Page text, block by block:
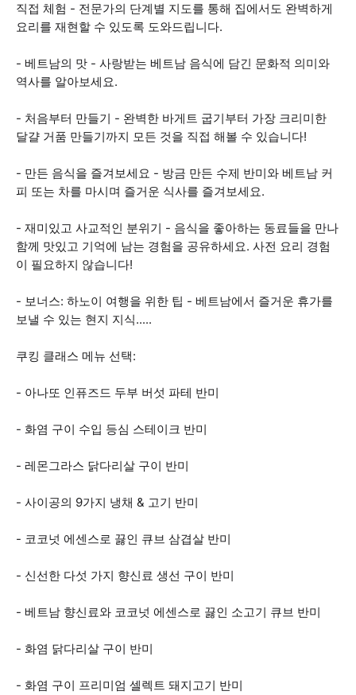
직접 체험 - 전문가의 단계별 지도를 통해 집에서도 완벽하게
요리를 재현할 수 있도록 도와드립니다.
- 베트남의 맛 - 사랑받는 베트남 음식에 담긴 문화적 의미와
역사를 알아보세요.
- 처음부터 만들기 - 완벽한 바게트 굽기부터 가장 크리미한
달걀 거품 만들기까지 모든 것을 직접 해볼 수 있습니다!
- 만든 음식을 즐겨보세요 - 방금 만든 수제 반미와 베트남 커
피 또는 차를 마시며 즐거운 식사를 즐겨보세요.
- 재미있고 사교적인 분위기 - 음식을 좋아하는 동료들을 만나
함께 맛있고 기억에 남는 경험을 공유하세요. 사전 요리 경험
이 필요하지 않습니다!
- 보너스: 하노이 여행을 위한 팁 - 베트남에서 즐거운 휴가를
보낼 수 있는 현지 지식.....
쿠킹 클래스 메뉴 선택:
- 아나또 인퓨즈드 두부 버섯 파테 반미
- 화염 구이 수입 등심 스테이크 반미
- 레몬그라스 닭다리살 구이 반미
- 사이공의 9가지 냉채 & 고기 반미
- 코코넛 에센스로 끓인 큐브 삼겹살 반미
- 신선한 다섯 가지 향신료 생선 구이 반미
- 베트남 향신료와 코코넛 에센스로 끓인 소고기 큐브 반미
- 화염 닭다리살 구이 반미
- 화염 구이 프리미엄 셀렉트 돼지고기 반미